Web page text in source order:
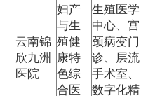
云南锦
欣九洲
医院
妇产
与生
殖健
康特
色综
合医
生殖医学
中心、宫
颈病变门
诊、层流
手术室、
数字化精